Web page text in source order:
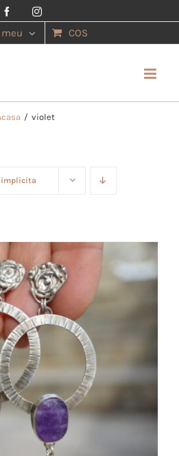
FacebookInstagram
COS
/ violet
implicita